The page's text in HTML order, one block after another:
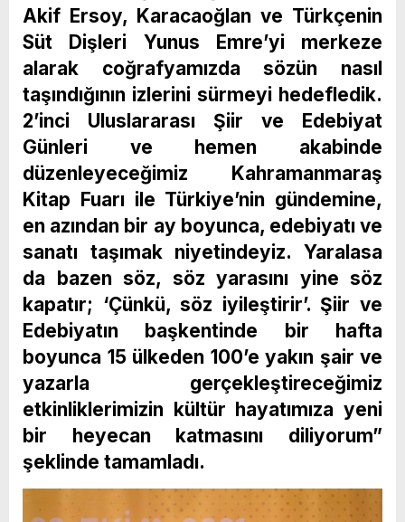
Akif Ersoy, Karacaoğlan ve Türkçenin
Süt Dişleri Yunus Emre’yi merkeze
alarak coğrafyamızda sözün nasıl
taşındığının izlerini sürmeyi hedefledik.
2’inci Uluslararası Şiir ve Edebiyat
Günleri ve hemen akabinde
düzenleyeceğimiz Kahramanmaraş
Kitap Fuarı ile Türkiye’nin gündemine,
en azından bir ay boyunca, edebiyatı ve
sanatı taşımak niyetindeyiz. Yaralasa
da bazen söz, söz yarasını yine söz
kapatır; ‘Çünkü, söz iyileştirir’. Şiir ve
Edebiyatın başkentinde bir hafta
boyunca 15 ülkeden 100’e yakın şair ve
yazarla gerçekleştireceğimiz
etkinliklerimizin kültür hayatımıza yeni
bir heyecan katmasını diliyorum”
şeklinde tamamladı.